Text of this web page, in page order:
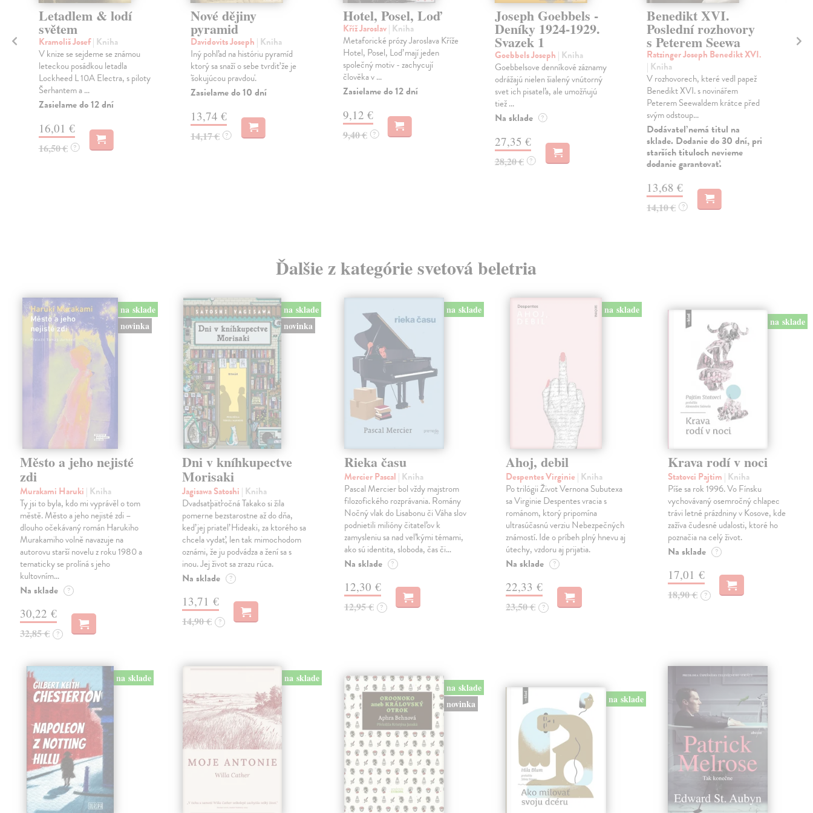
Letadlem & lodí
světem
Kramoliš Josef| Kniha
V knize se sejdeme se známou
leteckou posádkou letadla
Lockheed L 10A Electra, s piloty
Šerhantem a ...
Zasielame do 12 dní
16,01 €
16,50 € ?
Nové dějiny
pyramid
Davidovits Joseph | Kniha
Iný pohľad na históriu pyramíd
ktorý sa snaží o sebe tvrdiť že je
'šokujúcou pravdou'.
Zasielame do 10 dní
13,74 €
14,17 € ?
Hotel, Posel, Loď
Kříž Jaroslav| Kniha
Metaforické prózy Jaroslava Kříže
Hotel, Posel, Loď mají jeden
společný motiv - zachycují
člověka v ...
Zasielame do 12 dní
9,12 €
9,40 € ?
Joseph Goebbels -
Deníky 1924-1929.
Svazek 1
Goebbels Joseph | Kniha
Goebbelsove denníkové záznamy
odrážajú nielen šialený vnútorný
svet ich pisateľa, ale umožňujú
tiež ...
Na sklade ?
27,35 €
28,20 € ?
Benedikt XVI.
Poslední rozhovory
s Peterem Seewa
Ratzinger Joseph Benedikt XVI.
| Kniha
V rozhovorech, které vedl papež
Benedikt XVI. s novinářem
Peterem Seewaldem krátce před
svým odstoup...
Dodávateľ nemá titul na
sklade. Dodanie do 30 dní, pri
starších tituloch nevieme
dodanie garantovať.
13,68 €
14,10 € ?
Ďalšie z kategórie svetová beletria
na sklade
novinka
Město a jeho nejisté
zdi
Murakami Haruki | Kniha
Ty jsi to byla, kdo mi vyprávěl o tom
městě. Město a jeho nejisté zdi –
dlouho očekávaný román Harukiho
Murakamiho volně navazuje na
autorovu starší novelu z roku 1980 a
tematicky se prolíná s jeho
kultovním…
Na sklade ?
30,22 €
32,85 € ?
na sklade
novinka
Dni v kníhkupectve
Morisaki
Jagisawa Satoshi | Kniha
Dvadsaťpäťročná Takako si žila
pomerne bezstarostne až do dňa,
keď jej priateľ Hideaki, za ktorého sa
chcela vydať, len tak mimochodom
oznámi, že ju podvádza a žení sa s
inou. Jej život sa zrazu rúca.
Na sklade ?
13,71 €
14,90 € ?
na sklade
Rieka času
Mercier Pascal | Kniha
Pascal Mercier bol vždy majstrom
filozofického rozprávania. Romány
Nočný vlak do Lisabonu či Váha slov
podnietili milióny čitateľov k
zamysleniu sa nad veľkými témami,
ako sú identita, sloboda, čas či…
Na sklade ?
12,30 €
12,95 € ?
na sklade
Ahoj, debil
Despentes Virginie | Kniha
Po trilógii Život Vernona Subutexa
sa Virginie Despentes vracia s
románom, ktorý pripomína
ultrasúčasnú verziu Nebezpečných
známostí. Ide o príbeh plný hnevu aj
útechy, vzdoru aj prijatia.
Na sklade ?
22,33 €
23,50 € ?
na sklade
Krava rodí v noci
Statovci Pajtim | Kniha
Píše sa rok 1996. Vo Fínsku
vychovávaný osemročný chlapec
trávi letné prázdniny v Kosove, kde
zažíva čudesné udalosti, ktoré ho
poznačia na celý život.
Na sklade ?
17,01 €
18,90 € ?
na sklade na sklade
na sklade
novinka
na sklade